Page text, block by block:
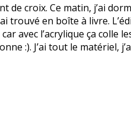
croix. Ce matin, j’ai
trouvé en boîte à livre.
avec l’acrylique ça colle
:). J’ai tout le matériel,